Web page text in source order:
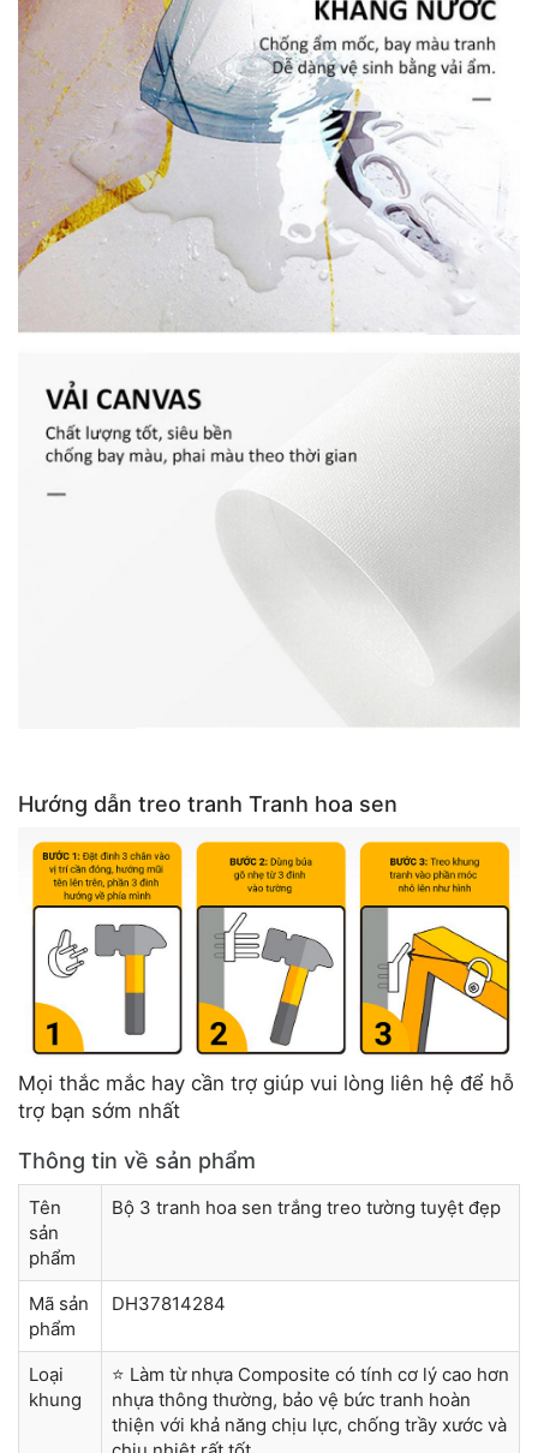
Hướng dẫn treo tranh Tranh hoa sen
Mọi thắc mắc hay cần trợ giúp vui lòng liên hệ để hỗ
trợ bạn sớm nhất
Thông tin về sản phẩm
Tên
sản
phẩm
Bộ 3 tranh hoa sen trắng treo tường tuyệt đẹp
Mã sản
phẩm
DH37814284
Loại
khung
⭐ Làm từ nhựa Composite có tính cơ lý cao hơn
nhựa thông thường, bảo vệ bức tranh hoàn
thiện với khả năng chịu lực, chống trầy xước và